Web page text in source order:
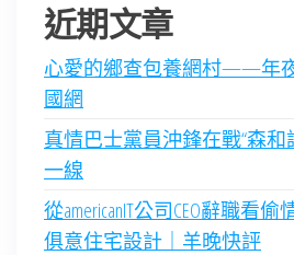
近期文章
心愛的鄉查包養網村——年
國網
真情巴士黨員沖鋒在戰“森和
一線
從americanIT公司CEO辭職看偷
俱意住宅設計｜羊晚快評